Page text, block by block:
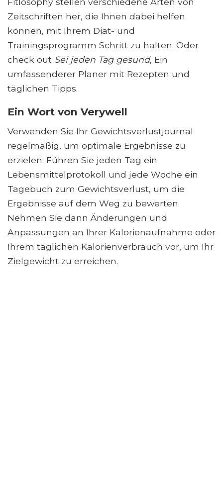
Zeitschriften her, die Ihnen dabei helfen
können, mit Ihrem Diät- und
Trainingsprogramm Schritt zu halten. Oder
check out Sei jeden Tag gesund, Ein
umfassenderer Planer mit Rezepten und
täglichen Tipps.
Ein Wort von Verywell
Verwenden Sie Ihr Gewichtsverlustjournal
regelmäßig, um optimale Ergebnisse zu
erzielen. Führen Sie jeden Tag ein
Lebensmittelprotokoll und jede Woche ein
Tagebuch zum Gewichtsverlust, um die
Ergebnisse auf dem Weg zu bewerten.
Nehmen Sie dann Änderungen und
Anpassungen an Ihrer Kalorienaufnahme oder
Ihrem täglichen Kalorienverbrauch vor, um Ihr
Zielgewicht zu erreichen.